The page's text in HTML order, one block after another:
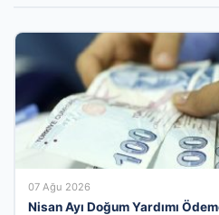
07 Ağu 2026
Nisan Ayı Doğum Yardımı